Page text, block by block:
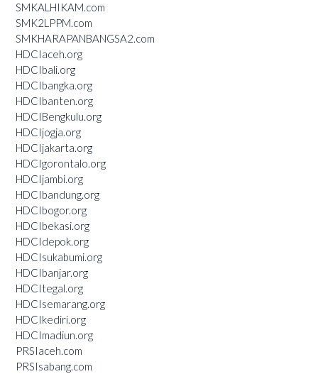
SMKALHIKAM.com
SMK2LPPM.com
SMKHARAPANBANGSA2.com
HDCIaceh.org
HDCIbali.org
HDCIbangka.org
HDCIbanten.org
HDCIBengkulu.org
HDCIjogja.org
HDCIjakarta.org
HDCIgorontalo.org
HDCIjambi.org
HDCIbandung.org
HDCIbogor.org
HDCIbekasi.org
HDCIdepok.org
HDCIsukabumi.org
HDCIbanjar.org
HDCItegal.org
HDCIsemarang.org
HDCIkediri.org
HDCImadiun.org
PRSIaceh.com
PRSIsabang.com